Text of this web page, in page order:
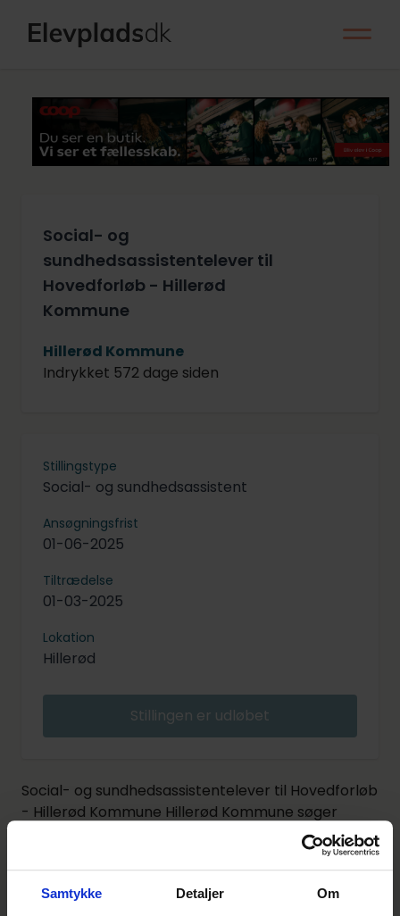
Samtykke Detaljer Om
Social- og
sundhedsassistentelever til
Hovedforløb - Hillerød
Kommune
Hillerød Kommune
Indrykket 572 dage siden
Stillingstype
Social- og sundhedsassistent
Ansøgningsfrist
01-06-2025
Tiltrædelse
01-03-2025
Lokation
Hillerød
Stillingen er udløbet
Social- og sundhedsassistentelever til Hovedforløb
- Hillerød Kommune Hillerød Kommune søger
Hovedforløb. For at søge SSA hovedforløb, skal du
have bestået Grundforløb 2, eller være uddannet
Social- og sundhedshjælp